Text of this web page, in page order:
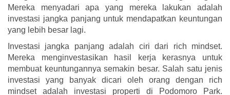
Mereka menyadari apa yang mereka lakukan adalah
investasi jangka panjang untuk mendapatkan keuntungan
yang lebih besar lagi.
Investasi jangka panjang adalah ciri dari rich mindset.
Mereka menginvestasikan hasil kerja kerasnya untuk
membuat keuntungannya semakin besar. Salah satu jenis
investasi yang banyak dicari oleh orang dengan rich
mindset adalah investasi properti di Podomoro Park.